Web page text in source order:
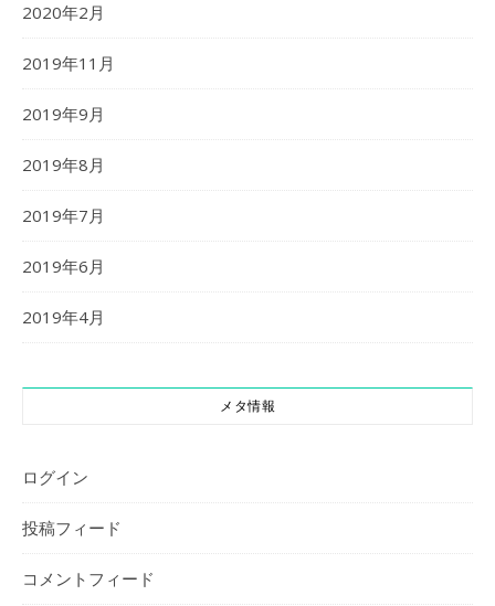
2020年2月
2019年11月
2019年9月
2019年8月
2019年7月
2019年6月
2019年4月
メタ情報
ログイン
投稿フィード
コメントフィード